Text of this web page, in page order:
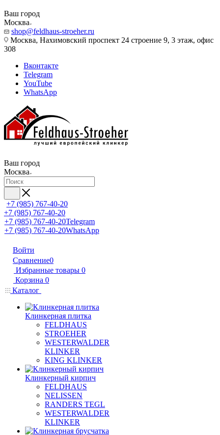
Ваш город
Москва
shop@feldhaus-stroeher.ru
Москва, Нахимовский проспект 24 строение 9, 3 этаж, офис
308
Вконтакте
Telegram
YouTube
WhatsApp
Ваш город
Москва
+7 (985) 767-40-20
+7 (985) 767-40-20
+7 (985) 767-40-20Telegram
+7 (985) 767-40-20WhatsApp
Войти
Сравнение0
Избранные товары 0
Корзина 0
Каталог
Клинкерная плитка
FELDHAUS
STROEHER
WESTERWALDER
KLINKER
KING KLINKER
Клинкерный кирпич
FELDHAUS
NELISSEN
RANDERS TEGL
WESTERWALDER
KLINKER